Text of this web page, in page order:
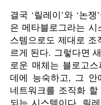
결국 ‘릴레이’와 ‘논
은 메타블로그라는 시
스템으로도 제대로 조
르게 된다. 그렇다면
로운 매체는 블로고
데에 능숙하고, 그 안
네트워크를 조직화